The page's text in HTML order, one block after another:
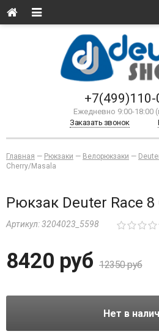
Ежедневно 9:00-18:00
Заказать звонок
Главная — Рюкзаки — Велорюкзаки —
Cherry/Masala
Рюкзак Deuter Race
Артикул:3204023_5598
8420 руб 12350 руб
Нет в